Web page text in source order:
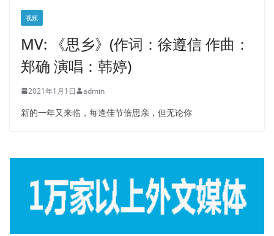
视频
MV: 《思乡》(作词：徐遵信 作曲：
郑确 演唱：韩婷)
2021年1月1日 admin
新的一年又来临，每逢佳节倍思亲，但无论你